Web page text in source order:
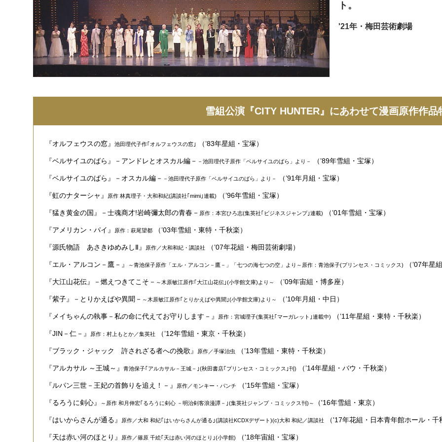
ト。
'21年・梅田芸術劇場
雪組公演『CITY HUNTER』にあわせて漫画原作作品
『オルフェウスの窓』池田理代子作｢オルフェウスの窓｣ （’83年星組・宝塚）
『ベルサイユのばら』－アンドレとオスカル編－ －池田理代子原作「ベルサイユのばら」より－ （’89年雪組・宝塚）
『ベルサイユのばら』－オスカル編－ －池田理代子原作「ベルサイユのばら」より－ （’91年月組・宝塚）
『虹のナターシャ』 原作 林真理子・大和和紀(講談社｢mimi｣連載) （’96年雪組・宝塚）
『猛き黄金の国』－士魂商才!岩崎彌太郎の青春－ 原作：本宮ひろ志(集英社｢ビジネスジャンプ｣連載) （’01年雪組・宝塚）
『アメリカン・パイ』 原作：萩尾望都 （’03年雪組・東特・千秋楽）
『源氏物語 あさきゆめみしⅡ』 原作／大和和紀・講談社 （’07年花組・梅田芸術劇場）
『エル・アルコン－鷹－』 ～青池保子原作「エル・アルコン－鷹－」「七つの海七つの空」より～ 原作：青池保子(プリンセス・コミックス) （’07年星
『大江山花伝』－燃えつきてこそ－ ～木原敏江原作｢大江山花伝｣(小学館文庫)より～ （’09年宙組・博多座）
『紫子』－とりかえばや異聞－ ～木原敏江原作｢とりかえばや異聞｣(小学館文庫)より～ （’10年月組・中日）
『メイちゃんの執事－私の命に代えてお守りします－』 原作：宮城理子(集英社｢マーガレット｣連載中) （’11年星組・東特・千秋楽）
『JIN－仁－』 原作：村上もとか／集英社 （’12年雪組・東京・千秋楽）
『ブラック・ジャック 許されざる者への挽歌』 原作／手塚治虫 （’13年雪組・東特・千秋楽）
『アルカサル ～王城～』青池保子｢アルカサル－王城－｣(秋田書店｢プリンセス・コミックス｣刊) （’14年星組・バウ・千秋楽）
『ルパン三世－王妃の首飾りを追え！－』 原作／モンキー・パンチ （'15年雪組・宝塚）
『るろうに剣心』 ～原作 和月伸宏｢るろうに剣心 －明治剣客浪漫譚－｣(集英社ジャンプ・コミックス刊)～ （'16年雪組・東京）
『はいからさんが通る』 原作／大和 和紀｢はいからさんが通る｣(講談社KCDXデザート)(c)大和 和紀／講談社 （'17年花組・日本青年館ホール・千
『天は赤い河のほとり』 原作／篠原 千絵｢天は赤い河のほとり｣(小学館) （'18年宙組・宝塚）